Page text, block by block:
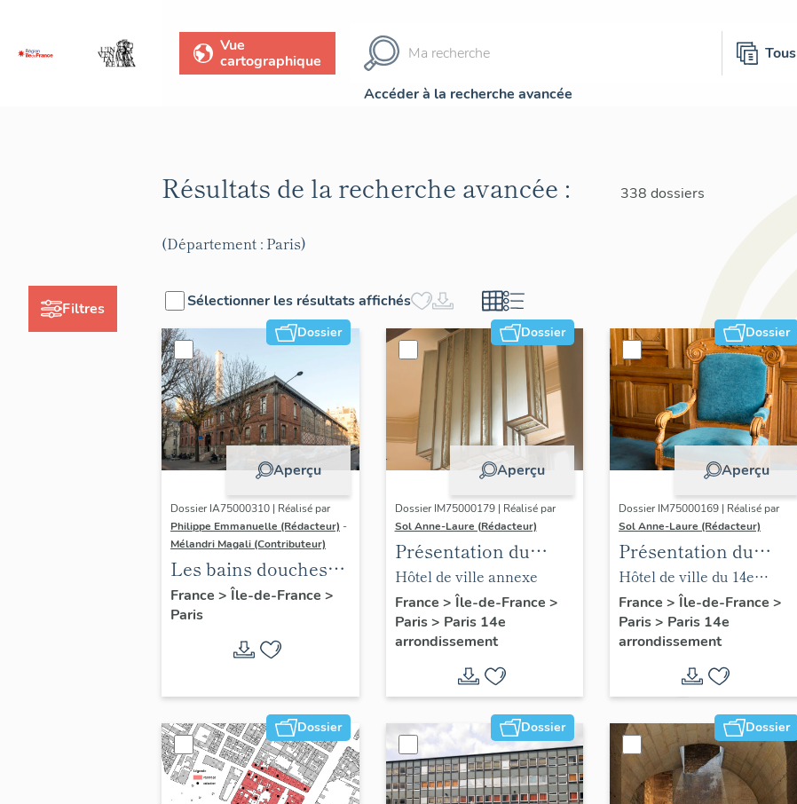
Vue
cartographique
Tous
Accéder à la recherche avancée
Filtres
Résultats de la recherche avancée : 338 dossiers
(Département : Paris)
Sélectionner les résultats affichés
Dossier
Aperçu
Dossier IA75000310 | Réalisé par
Philippe Emmanuelle (Rédacteur) -
Mélandri Magali (Contributeur)
Les bains douches
municipaux de la
ville de Paris
France > Île-de-France >
Paris
Dossier
Aperçu
Dossier IM75000179 | Réalisé par
Sol Anne-Laure (Rédacteur)
Présentation du
mobilier de la mairie
annexe
Hôtel de ville annexe
France > Île-de-France >
Paris> Paris 14e
arrondissement
Dossier
Aperçu
Dossier IM75000169 | Réalisé par
Sol Anne-Laure (Rédacteur)
Présentation du
mobilier de la salle
des mariages
Hôtel de ville du 14e
arrondissement
France > Île-de-France >
Paris> Paris 14e
arrondissement
Dossier Dossier Dossier